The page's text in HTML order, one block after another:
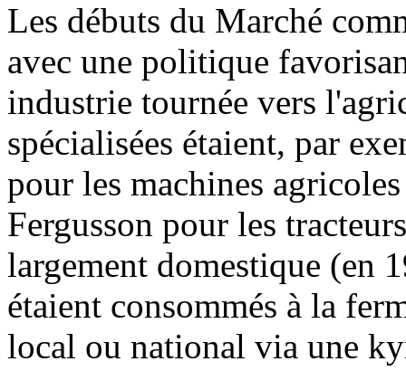
Les débuts du Marché
avec une politique
industrie tournée vers
spécialisées étaient, par
pour les machines
Fergusson pour les
largement domestique (en
étaient consommés à la
local ou national via une